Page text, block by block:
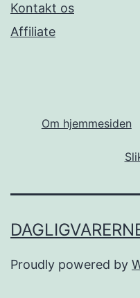
Kontakt os
Affiliate
Om hjemmesiden
Proudly powered by